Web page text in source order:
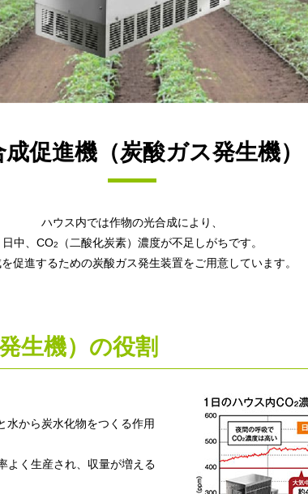
成促進機（炭酸ガス発生機）
ハウス内では作物の光合成により、
日中、CO2
（二酸化炭素）濃度が不足しがちです。
促進するための炭酸ガス発生装置をご用意しています。
生機）の役割
水から炭水化物をつくる作用
よく生産され、収量が増える